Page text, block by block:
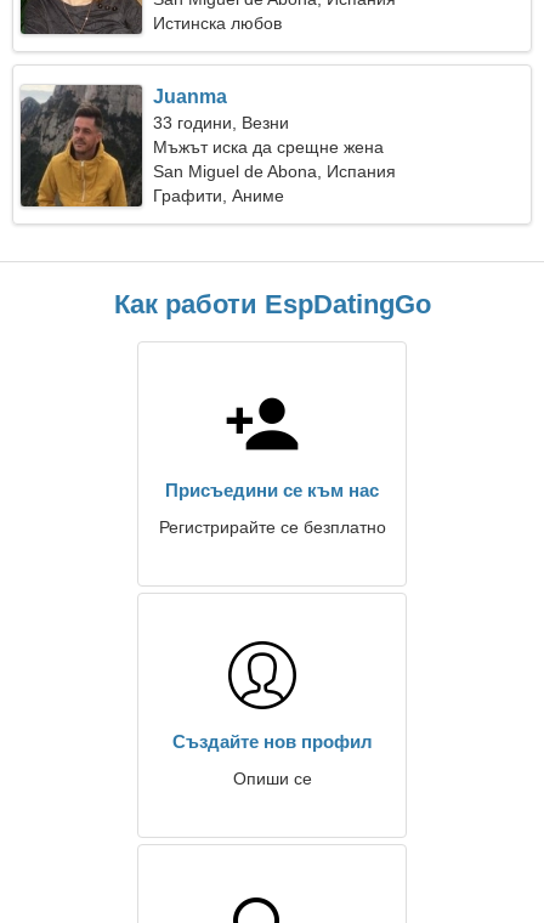
Истинска любов
Juanma
33 години, Везни
Мъжът иска да срещне жена
San Miguel de Abona, Испания
Графити, Аниме
Как работи EspDatingGo
Присъедини се към нас
Регистрирайте се безплатно
Създайте нов профил
Опиши се